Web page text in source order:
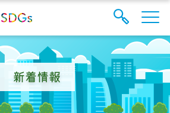
索
フ
ォ
ー
を
開
イ
ト
内
メ
ニ
ュ
ー
新着情報